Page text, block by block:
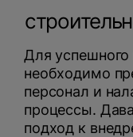
Для
необходимо
персонал и
процессы.
подход к